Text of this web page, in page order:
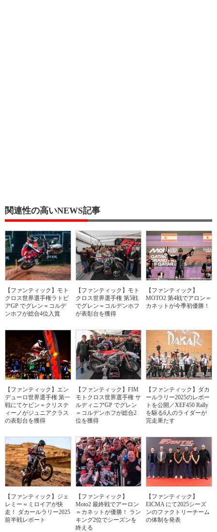
関連性の高いNEWS記事
【ファンティック】モト
クロス世界選手権ラトビ
アGP でグレン＝コルデ
ンホフが総合4位入賞
【ファンティック】モト
クロス世界選手権 第5戦
でグレン＝コルデンホフ
が表彰台を獲得
【ファンティック】
MOTO2 第4戦でアロン＝
カネットが今季初優勝！
【ファンティック】エン
デューロ世界選手権 第一
戦にてケビン＝クリステ
ィーノがジュニアクラス
の表彰台を獲得
【ファンティック】FIM
モトクロス世界選手権 サ
ルディニアGP でグレン
＝コルデンホフが総合2
位を獲得
【ファンティック】ダカ
ールラリー2025のレポー
トを公開／XEF450 Rally
を駆る6人のライダーが
完走果たす
【ファンティック】ジェ
レミー＝ミロイアが快
走！ ダカールラリー2025
前半戦レポート
【ファンティック】
Moto2 最終戦でアーロン
＝カネットが優勝！ ラン
キング2位でシーズンを
終える
【ファンティック】
EICMA にて2025シーズ
ンのファクトリーチーム
の体制を発表